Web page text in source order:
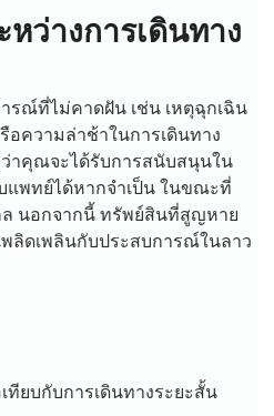
ว่างการเดินทาง
รณ์ที่ไม่คาดฝัน เช่น เหตุฉุกเฉิน
ความล่าช้าในการเดินทาง
าคุณจะได้รับการสนับสนุนใน
พทย์ได้หากจำเป็น ในขณะที่
ล นอกจากนี้ ทรัพย์สินที่สูญหาย
ลิดเพลินกับประสบการณ์ในลาว
ทียบกับการเดินทางระยะสั้น